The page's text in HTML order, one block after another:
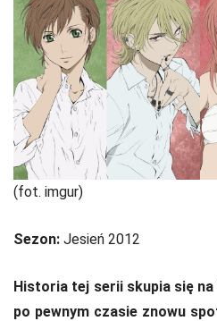
(fot. imgur)
Sezon: Jesień 2012
Historia tej serii skupia się
po pewnym czasie znowu